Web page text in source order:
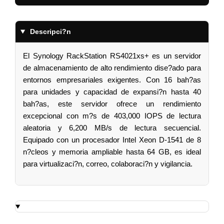
Descripci?n
El Synology RackStation RS4021xs+ es un servidor
de almacenamiento de alto rendimiento dise?ado para
entornos empresariales exigentes. Con 16 bah?as
para unidades y capacidad de expansi?n hasta 40
bah?as, este servidor ofrece un rendimiento
excepcional con m?s de 403,000 IOPS de lectura
aleatoria y 6,200 MB/s de lectura secuencial.
Equipado con un procesador Intel Xeon D-1541 de 8
n?cleos y memoria ampliable hasta 64 GB, es ideal
para virtualizaci?n, correo, colaboraci?n y vigilancia.